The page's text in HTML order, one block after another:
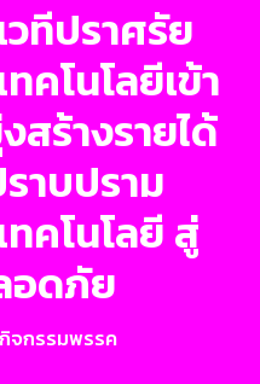
ทีปราศรัย
คโนโลยีเข้า
สร้างรายได้
าบปราม
คโนโลยี สู่
อดภัย
กิจกรรมพรรค